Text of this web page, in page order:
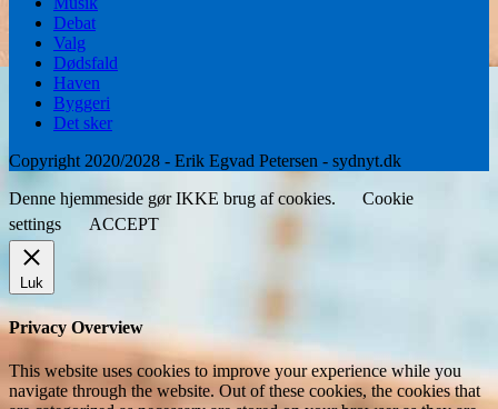
Debat
Valg
Dødsfald
Haven
Byggeri
Det sker
Copyright 2020/2028 - Erik Egvad Petersen - sydnyt.dk
Denne hjemmeside gør IKKE brug af cookies.
Cookie
settings
ACCEPT
Luk
Privacy Overview
This website uses cookies to improve your experience while you
navigate through the website. Out of these cookies, the cookies that